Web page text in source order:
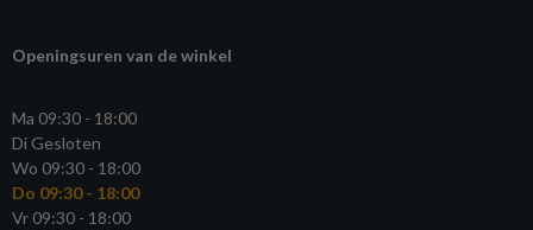
Openingsuren van de winkel
Ma 09:30 - 18:00
Di Gesloten
Wo 09:30 - 18:00
Do 09:30 - 18:00
Vr 09:30 - 18:00